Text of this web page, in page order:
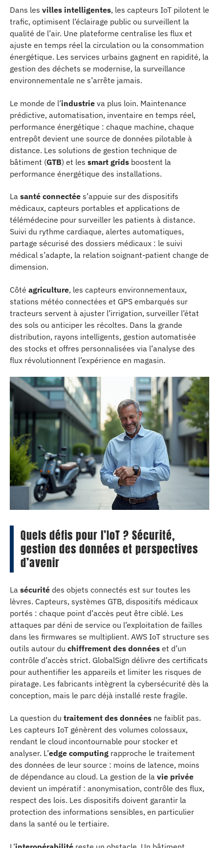
Dans les villes intelligentes, les capteurs IoT pilotent le
trafic, optimisent l’éclairage public ou surveillent la
qualité de l’air. Une plateforme centralise les flux et
ajuste en temps réel la circulation ou la consommation
énergétique. Les services urbains gagnent en rapidité, la
gestion des déchets se modernise, la surveillance
environnementale ne s’arrête jamais.
Le monde de l’industrie va plus loin. Maintenance
prédictive, automatisation, inventaire en temps réel,
performance énergétique : chaque machine, chaque
entrepôt devient une source de données pilotable à
distance. Les solutions de gestion technique de
bâtiment (GTB) et les smart grids boostent la
performance énergétique des installations.
La santé connectée s’appuie sur des dispositifs
médicaux, capteurs portables et applications de
télémédecine pour surveiller les patients à distance.
Suivi du rythme cardiaque, alertes automatiques,
partage sécurisé des dossiers médicaux : le suivi
médical s’adapte, la relation soignant-patient change de
dimension.
Côté agriculture, les capteurs environnementaux,
stations météo connectées et GPS embarqués sur
tracteurs servent à ajuster l’irrigation, surveiller l’état
des sols ou anticiper les récoltes. Dans la grande
distribution, rayons intelligents, gestion automatisée
des stocks et offres personnalisées via l’analyse des
flux révolutionnent l’expérience en magasin.
Quels défis pour l’IoT ? Sécurité,
gestion des données et perspectives
d’avenir
La sécurité des objets connectés est sur toutes les
lèvres. Capteurs, systèmes GTB, dispositifs médicaux
portés : chaque point d’accès peut être ciblé. Les
attaques par déni de service ou l’exploitation de failles
dans les firmwares se multiplient. AWS IoT structure ses
outils autour du chiffrement des données et d’un
contrôle d’accès strict. GlobalSign délivre des certificats
pour authentifier les appareils et limiter les risques de
piratage. Les fabricants intègrent la cybersécurité dès la
conception, mais le parc déjà installé reste fragile.
La question du traitement des données ne faiblit pas.
Les capteurs IoT génèrent des volumes colossaux,
rendant le cloud incontournable pour stocker et
analyser. L’edge computing rapproche le traitement
des données de leur source : moins de latence, moins
de dépendance au cloud. La gestion de la vie privée
devient un impératif : anonymisation, contrôle des flux,
respect des lois. Les dispositifs doivent garantir la
protection des informations sensibles, en particulier
dans la santé ou le tertiaire.